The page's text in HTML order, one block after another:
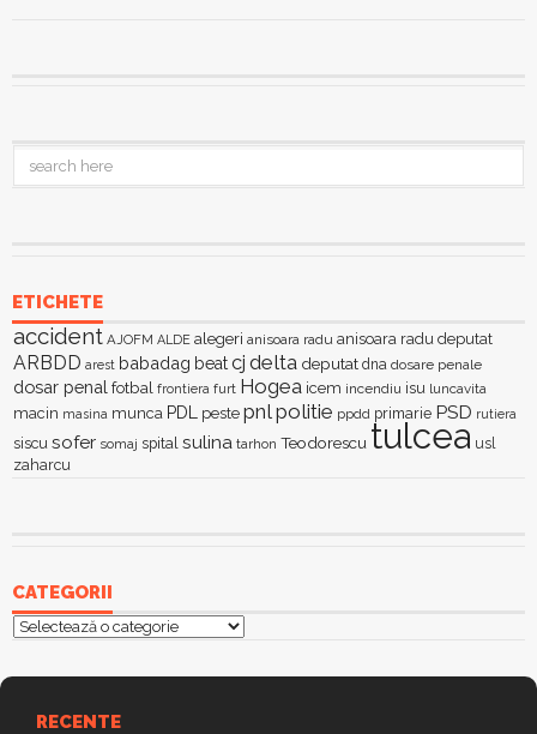
ETICHETE
accident AJOFM ALDE alegeri anisoara radu anisoara radu deputat
ARBDD arest babadag beatcj delta deputat dna dosare penale
dosar penal fotbal frontiera furt Hogea icem incendiu isu luncavita
macin masina munca PDL peste pnlpolitie ppdd primarie PSD rutiera
siscu sofer somaj spital sulina tarhon Teodorescu tulcea usl
zaharcu
CATEGORII
Categorii
RECENTE